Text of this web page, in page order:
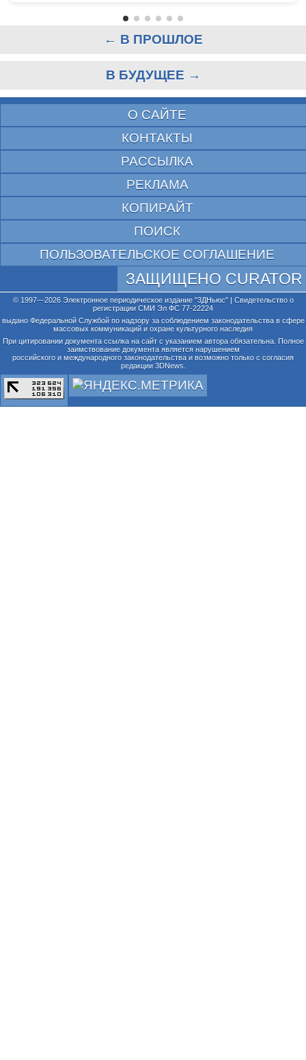
← В ПРОШЛОЕ
В БУДУЩЕЕ →
О САЙТЕ
КОНТАКТЫ
РАССЫЛКА
РЕКЛАМА
КОПИРАЙТ
ПОИСК
ПОЛЬЗОВАТЕЛЬСКОЕ СОГЛАШЕНИЕ
ЗАЩИЩЕНО CURATOR
© 1997—2026 Электронное периодическое издание "3ДНьюс" | Свидетельство о
регистрации СМИ Эл ФС 77-22224
выдано Федеральной Службой по надзору за соблюдением законодательства в сфере
массовых коммуникаций и охране культурного наследия
При цитировании документа ссылка на сайт с указанием автора обязательна. Полное
заимствование документа является нарушением
российского и международного законодательства и возможно только с согласия
редакции 3DNews.